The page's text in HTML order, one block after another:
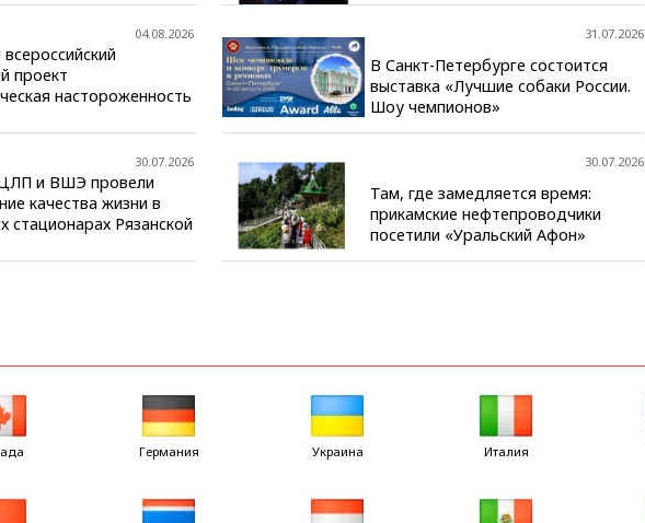
04.08.2026
проект
настороженность
30.07.2026
и ВШЭ провели
качества жизни в
стационарах Рязанской
31.07.2026
В Санкт-Петербурге состоится
выставка «Лучшие собаки России.
Шоу чемпионов»
30.07.2026
Там, где замедляется время:
прикамские нефтепроводчики
посетили «Уральский Афон»
Германия Украина Италия